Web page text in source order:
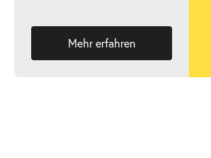
Mehr erfahren